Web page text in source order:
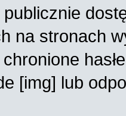
na stronach
[img] lub